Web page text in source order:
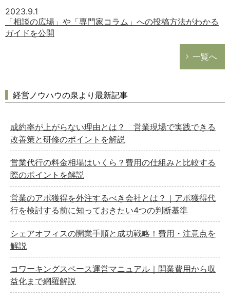
2023.9.1
「相談の広場」や「専門家コラム」への投稿方法がわかる
ガイドを公開
一覧へ
経営ノウハウの泉より最新記事
成約率が上がらない理由とは？ 営業現場で実践できる
改善策と研修のポイントを解説
営業代行の料金相場はいくら？費用の仕組みと比較する
際のポイントを解説
営業のアポ獲得を外注するべき会社とは？｜アポ獲得代
行を検討する前に知っておきたい4つの判断基準
シェアオフィスの開業手順と成功戦略！費用・注意点を
解説
コワーキングスペース運営マニュアル｜開業費用から収
益化まで網羅解説